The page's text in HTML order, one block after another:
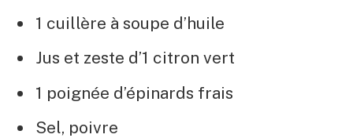
1 cuillère à soupe d’huile
Jus et zeste d’1 citron vert
1 poignée d’épinards frais
Sel, poivre